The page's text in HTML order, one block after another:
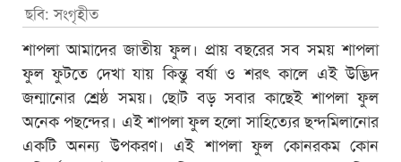
ছবি: সংগৃহীত
শাপলা আমাদের জাতীয় ফুল। প্রায় বছরের সব সময় শাপলা
ফুল ফুটতে দেখা যায় কিন্তু বর্ষা ও শরৎ কালে এই উদ্ভিদ
জন্মানোর শ্রেষ্ঠ সময়। ছোট বড় সবার কাছেই শাপলা ফুল
অনেক পছন্দের। এই শাপলা ফুল হলো সাহিত্যের ছন্দমিলানোর
একটি অনন্য উপকরণ। এই শাপলা ফুল কোনরকম কোন